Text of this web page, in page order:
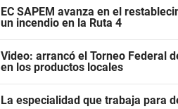
EC SAPEM avanza en el
un incendio en la Ruta 4
Video: arrancó el Torneo Federal
en los productos locales
La especialidad que trabaja para